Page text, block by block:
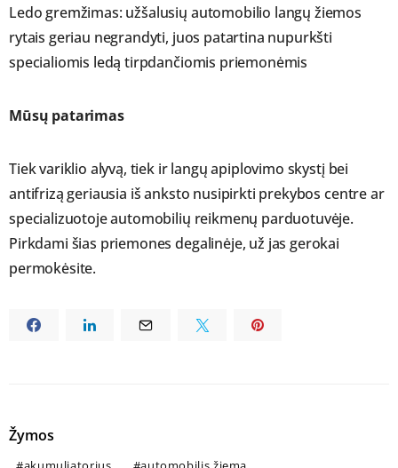
Ledo gremžimas: užšalusių automobilio langų žiemos
rytais geriau negrandyti, juos patartina nupurkšti
specialiomis ledą tirpdančiomis priemonėmis
Mūsų patarimas
Tiek variklio alyvą, tiek ir langų apiplovimo skystį bei
antifrizą geriausia iš anksto nusipirkti prekybos centre ar
specializuotoje automobilių reikmenų parduotuvėje.
Pirkdami šias priemones degalinėje, už jas gerokai
permokėsite.
Žymos